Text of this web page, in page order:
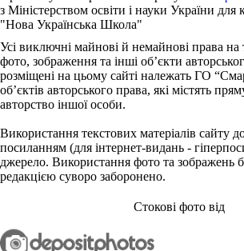
з Міністерством освіти і науки України для
"Нова Українська Школа"
Усі виключні майнові й немайнові права на
фото, зображення та інші об’єкти
розміщені на цьому сайті належать ГО
об’єктів авторського права, які містять
авторство іншої особи.
Використання текстових матеріалів сайту
посиланням (для інтернет-видань -
джерело. Використання фото та зображень
редакцією суворо заборонено.
Стокові фото від